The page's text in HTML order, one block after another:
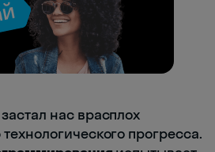
нас врасплох
прогресса.